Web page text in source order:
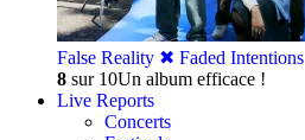
False Reality ✖︎ Faded Intentions
8 sur 10Un album efficace !
Live Reports
Concerts